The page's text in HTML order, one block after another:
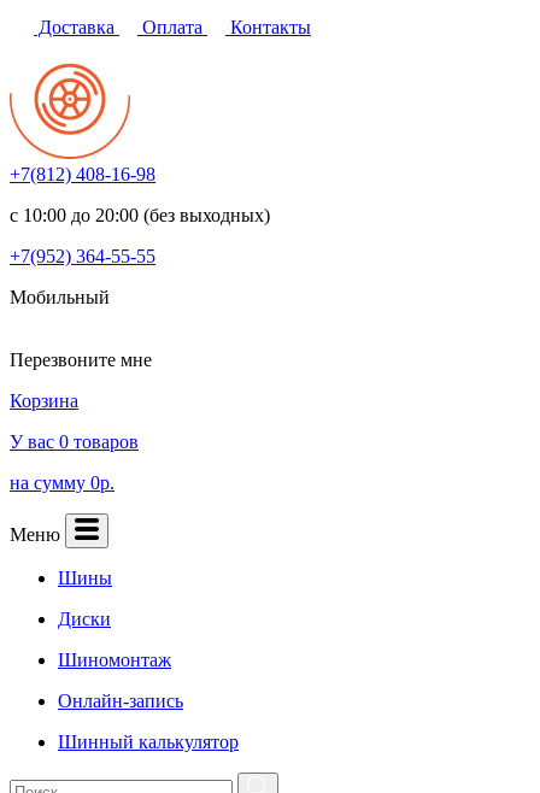
Доставка Оплата Контакты
+7(812) 408-16-98
с 10:00 до 20:00 (без выходных)
+7(952) 364-55-55
Мобильный
Перезвоните мне
Корзина
У вас 0 товаров
на сумму 0р.
Меню
Шины
Диски
Шиномонтаж
Онлайн-запись
Шинный калькулятор